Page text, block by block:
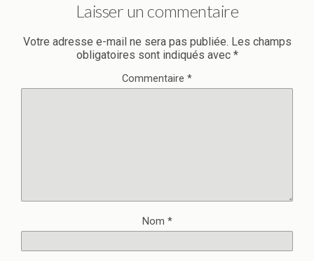
Laisser un commentaire
Votre adresse e-mail ne sera pas publiée. Les champs
obligatoires sont indiqués avec *
Commentaire *
Nom *